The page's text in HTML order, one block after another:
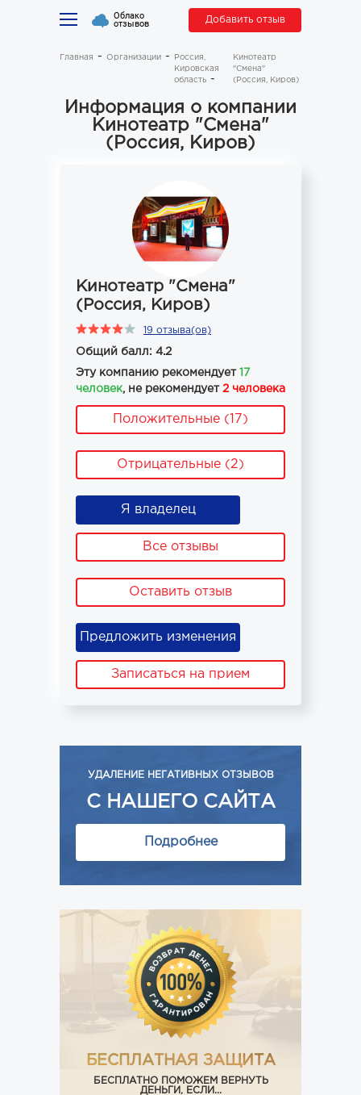
Облако
отзывов Добавить отзыв
Главная Организации
Россия,
Кировская
область
Кинотеатр
"Смена"
(Россия, Киров)
Информация о компании
Кинотеатр "Смена"
(Россия, Киров)
Кинотеатр "Смена"
(Россия, Киров)
19 отзыва(ов)
Общий балл: 4.2
Эту компанию рекомендует 17
человек, не рекомендует 2 человека
Положительные (17)
Отрицательные (2)
Я владелец
Все отзывы
Оставить отзыв
Предложить изменения
Записаться на прием
УДАЛЕНИЕ НЕГАТИВНЫХ ОТЗЫВОВ
С НАШЕГО САЙТА
Подробнее
БЕСПЛАТНАЯ ЗАЩИТА
БЕСПЛАТНО ПОМОЖЕМ ВЕРНУТЬ
ДЕНЬГИ, ЕСЛИ...